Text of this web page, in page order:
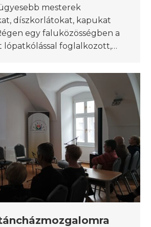
mesterek
díszkorlátokat, kapukat
egy faluközösségben a
lópatkólással foglalkozott,…